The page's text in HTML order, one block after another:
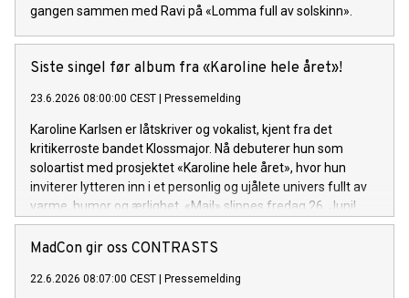
gangen sammen med Ravi på «Lomma full av solskinn».
Siste singel før album fra «Karoline hele året»!
23.6.2026 08:00:00 CEST Pressemelding
Karoline Karlsen er låtskriver og vokalist, kjent fra det
kritikerroste bandet Klossmajor. Nå debuterer hun som
soloartist med prosjektet «Karoline hele året», hvor hun
inviterer lytteren inn i et personlig og ujålete univers fullt av
varme, humor og ærlighet. «Mail» slippes fredag 26. Juni!
MadCon gir oss CONTRASTS
22.6.2026 08:07:00 CEST Pressemelding